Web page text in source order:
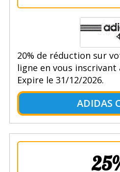
20% de réduction sur
ligne en vous
Expire le 31/12/2026.
ADIDAS